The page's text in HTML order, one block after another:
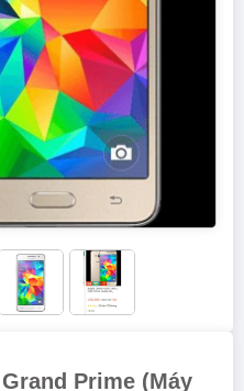
Prime (máy